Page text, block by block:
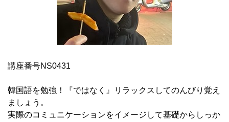
講座番号NS0431
韓国語を勉強！『ではなく』リラックスしてのんびり覚え
ましょう。
実際のコミュニケーションをイメージして基礎からしっか